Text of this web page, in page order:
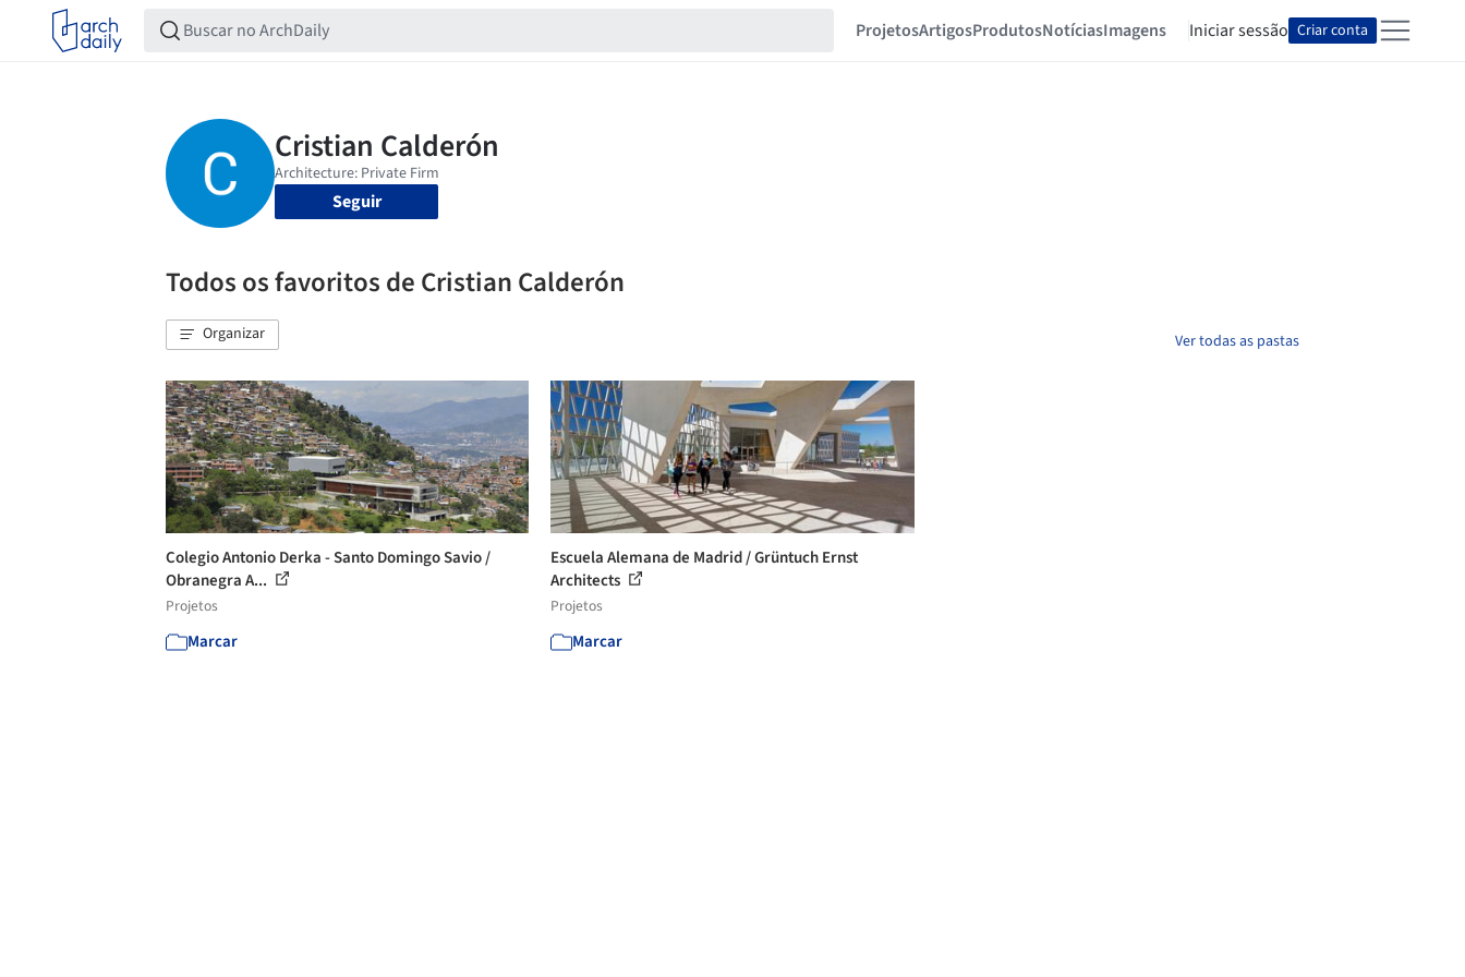
ProjetosArtigosProdutosNotíciasImagens Iniciar sessão Criar conta
Seguir
Todos os favoritos de Cristian Calderón
Organizar Ver todas as pastas
Colegio Antonio Derka - Santo Domingo Savio /
Obranegra A...
Projetos
Marcar
Escuela Alemana de Madrid / Grüntuch Ernst
Architects
Projetos
Marcar